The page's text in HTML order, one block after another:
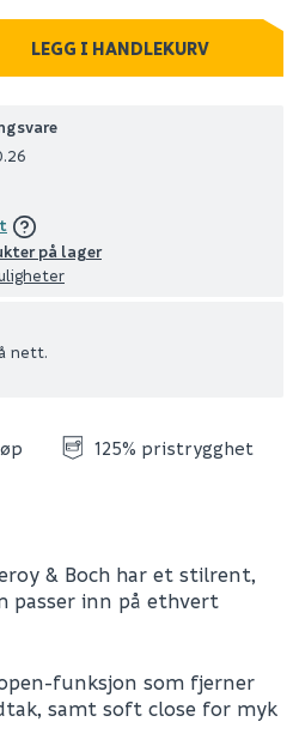
LEGG I HANDLEKURV
på lager
nett.
125% pristrygghet
& Boch har et stilrent,
passer inn på ethvert
funksjon som fjerner
samt soft close for myk